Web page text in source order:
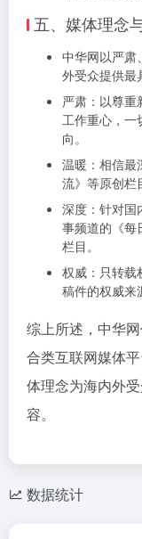
五、媒体理念
中华网以严肃
外受众提供最
严肃：以尊重
工作重心，一
向。
温暖：相信最
流》等原创栏
深度：针对国
事频道的《每
栏目。
权威：只转载
稿件的权威来
综上所述，中华
合类互联网媒体
体理念为海内外
容。
数据统计